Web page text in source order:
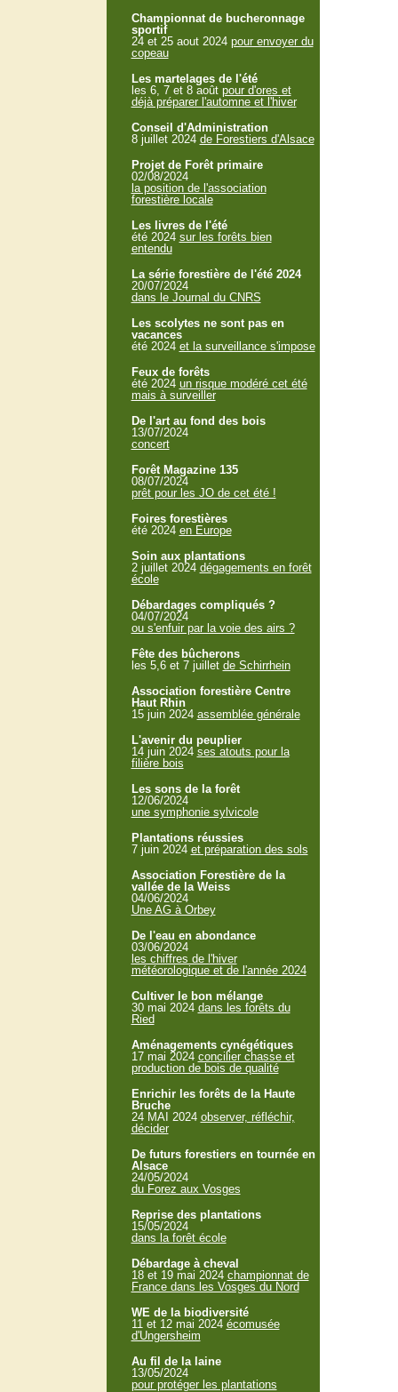
Championnat de bucheronnage
sportif
24 et 25 aout 2024 pour envoyer du
copeau
Les martelages de l'été
les 6, 7 et 8 août pour d'ores et
déjà préparer l'automne et l'hiver
Conseil d'Administration
8 juillet 2024 de Forestiers d'Alsace
Projet de Forêt primaire
02/08/2024
la position de l'association
forestière locale
Les livres de l'été
été 2024 sur les forêts bien
entendu
La série forestière de l'été 2024
20/07/2024
dans le Journal du CNRS
Les scolytes ne sont pas en
vacances
été 2024 et la surveillance s'impose
Feux de forêts
été 2024 un risque modéré cet été
mais à surveiller
De l'art au fond des bois
13/07/2024
concert
Forêt Magazine 135
08/07/2024
prêt pour les JO de cet été !
Foires forestières
été 2024 en Europe
Soin aux plantations
2 juillet 2024 dégagements en forêt
école
Débardages compliqués ?
04/07/2024
ou s'enfuir par la voie des airs ?
Fête des bûcherons
les 5,6 et 7 juillet de Schirrhein
Association forestière Centre
Haut Rhin
15 juin 2024 assemblée générale
L'avenir du peuplier
14 juin 2024 ses atouts pour la
filière bois
Les sons de la forêt
12/06/2024
une symphonie sylvicole
Plantations réussies
7 juin 2024 et préparation des sols
Association Forestière de la
vallée de la Weiss
04/06/2024
Une AG à Orbey
De l'eau en abondance
03/06/2024
les chiffres de l'hiver
météorologique et de l'année 2024
Cultiver le bon mélange
30 mai 2024 dans les forêts du
Ried
Aménagements cynégétiques
17 mai 2024 concilier chasse et
production de bois de qualité
Enrichir les forêts de la Haute
Bruche
24 MAI 2024 observer, réfléchir,
décider
De futurs forestiers en tournée en
Alsace
24/05/2024
du Forez aux Vosges
Reprise des plantations
15/05/2024
dans la forêt école
Débardage à cheval
18 et 19 mai 2024 championnat de
France dans les Vosges du Nord
WE de la biodiversité
11 et 12 mai 2024 écomusée
d'Ungersheim
Au fil de la laine
13/05/2024
pour protéger les plantations